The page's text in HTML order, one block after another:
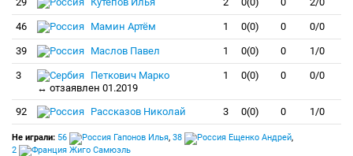
46 Мамин Артём 1 0(0) 0 0/0
39 Маслов Павел 1 0(0) 0 1/0
3
Петкович Марко
↔ отзаявлен 01.2019
1 0(0) 0 0/0
92 Рассказов Николай 3 0(0) 0 1/0
Не играли: 56 Гапонов Илья, 38 Ещенко Андрей,
2
Жиго Самюэль